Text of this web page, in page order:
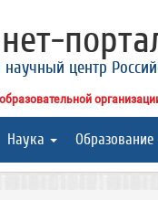
научный центр
Наука Образование